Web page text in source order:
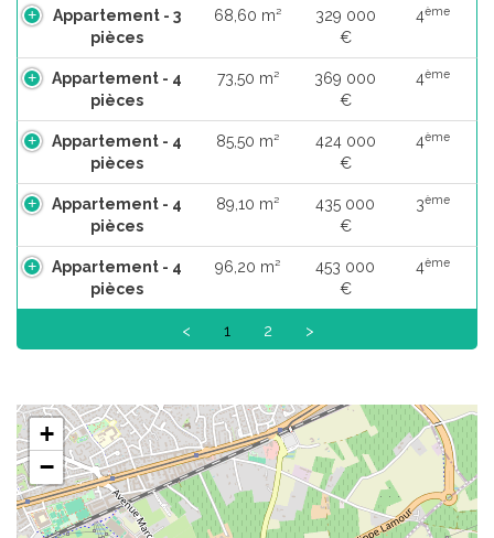
Appartement - 3
pièces
68,60 m²
329 000
€
4ème
Appartement - 4
pièces
73,50 m²
369 000
€
4ème
Appartement - 4
pièces
85,50 m²
424 000
€
4ème
Appartement - 4
pièces
89,10 m²
435 000
€
3ème
Appartement - 4
pièces
96,20 m²
453 000
€
4ème
< 1 2 >
+
−